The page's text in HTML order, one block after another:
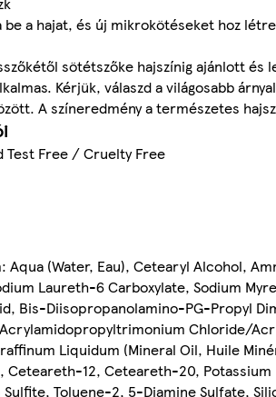
a hajat, és új mikrokötéseket hoz
sötétszőke hajszínig ajánlott és
Kérjük, válaszd a világosabb
A színeredmény a természetes
Test Free / Cruelty Free
Aqua (Water, Eau), Cetearyl Alcohol,
Laureth-6 Carboxylate, Sodium
Bis-Diisopropanolamino-PG-Propyl
Acrylamidopropyltrimonium Chloride/
Liquidum (Mineral Oil, Huile
Ceteareth-12, Ceteareth-20,
Sulfite, Toluene-2, 5-Diamine Sulfate,